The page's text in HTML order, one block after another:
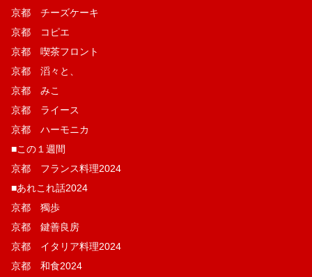
京都 チーズケーキ
京都 コピエ
京都 喫茶フロント
京都 滔々と、
京都 みこ
京都 ライース
京都 ハーモニカ
■この１週間
京都 フランス料理2024
■あれこれ話2024
京都 獨歩
京都 鍵善良房
京都 イタリア料理2024
京都 和食2024